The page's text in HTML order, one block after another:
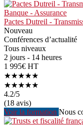
Banque - Assurance
Pactes Dutreil -
Nouveau
Conférences d’actualité
Tous niveaux
2 jours - 14 heures
1 995€ HT
★★★★★
★★★★★
4.2/5
(18 avis)
Voir la formation Nous